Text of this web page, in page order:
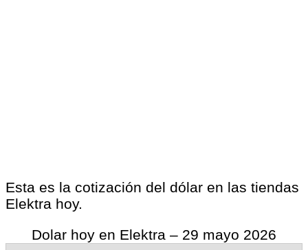
Esta es la cotización del dólar en las tiendas
Elektra hoy.
Dolar hoy en Elektra – 29 mayo 2026